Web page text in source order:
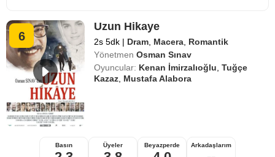
6
Uzun Hikaye
2s 5dk | Dram Macera Romantik
Yönetmen Osman Sınav
Oyuncular: Kenan İmirzalıoğlu ,Tuğçe
Kazaz Mustafa Alabora
Basın Üyeler Beyazperde Arkadaşlarım